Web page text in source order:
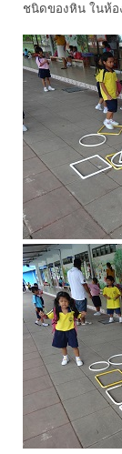
ชนิดของหิน ในห้อ